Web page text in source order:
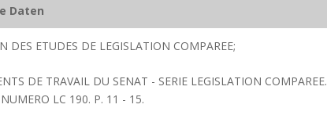
Daten
DES ETUDES DE LEGISLATION COMPAREE;
DE TRAVAIL DU SENAT - SERIE LEGISLATION COMPAREE.
LC 190. P. 11 - 15.